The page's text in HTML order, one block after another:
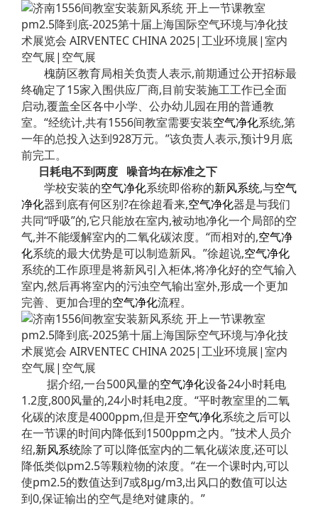
槐荫区教育局相关负责人表示,前期通过公开招标最
终确定了15家入围供应厂商,目前安装施工工作已全面
启动,覆盖全区各中小学、公办幼儿园在用的普通教
室。“经统计,共有1556间教室需要安装空气净化系统,第
一年的总投入达到928万元。”该负责人表示,预计9月底
前完工。
日耗电不到两度 噪音均在标准之下
学校安装的空气净化系统即俗称的新风系统,与空气
净化器到底有何区别?在徐超看来,空气净化器是与我们
共同“呼吸”的,它只能放在室内,被动地净化一个局部的空
气,并不能缓解室内的二氧化碳浓度。“而相对的,空气净
化系统的最大优势是可以制造新风。”徐超说,空气净化
系统的工作原理是将新风引入柜体,将净化好的空气输入
室内,然后再将室内的污浊空气输出室外,形成一个更加
完善、更加合理的空气净化流程。
据介绍,一台500风量的空气净化设备24小时耗电
1.2度,800风量的,24小时耗电2度。“平时教室里的二氧
化碳的浓度是4000ppm,但是开空气净化系统之后可以
在一节课的时间内降低到1500ppm之内。”技术人员介
绍,新风系统除了可以降低室内的二氧化碳浓度,还可以
降低类似pm2.5等颗粒物的浓度。“在一个课时内,可以
使pm2.5的数值达到7或8μg/m3,出风口的数值可以达
到0,保证输出的空气是绝对健康的。”